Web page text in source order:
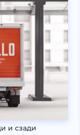
и сзади